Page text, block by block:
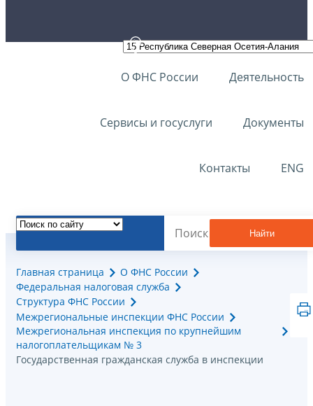
О ФНС России Деятельность
Сервисы и госуслуги Документы
Контакты ENG
Найти
Главная страница
О ФНС России
Федеральная налоговая служба
Структура ФНС России
Межрегиональные инспекции ФНС России
Межрегиональная инспекция по крупнейшим
налогоплательщикам № 3
Государственная гражданская служба в инспекции